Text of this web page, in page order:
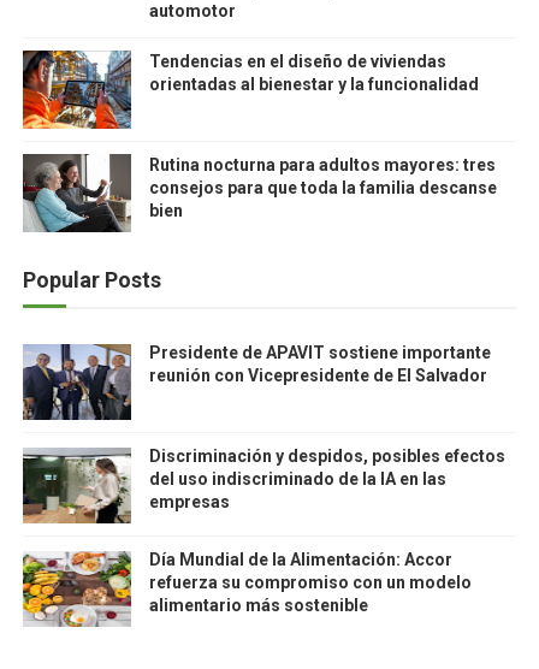
automotor
Tendencias en el diseño de viviendas
orientadas al bienestar y la funcionalidad
Rutina nocturna para adultos mayores: tres
consejos para que toda la familia descanse
bien
Popular Posts
Presidente de APAVIT sostiene importante
reunión con Vicepresidente de El Salvador
Discriminación y despidos, posibles efectos
del uso indiscriminado de la IA en las
empresas
Día Mundial de la Alimentación: Accor
refuerza su compromiso con un modelo
alimentario más sostenible